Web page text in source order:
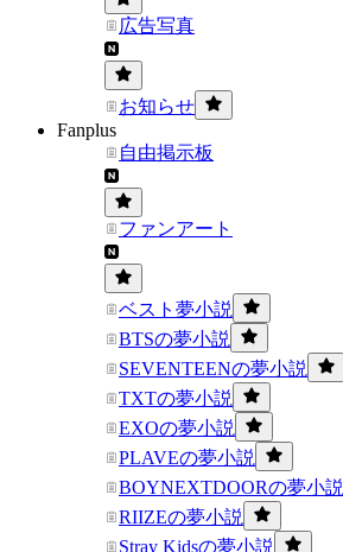
広告写真
お知らせ
Fanplus
自由掲示板
ファンアート
ベスト夢小説
BTSの夢小説
SEVENTEENの夢小説
TXTの夢小説
EXOの夢小説
PLAVEの夢小説
BOYNEXTDOORの夢小説
RIIZEの夢小説
Stray Kidsの夢小説